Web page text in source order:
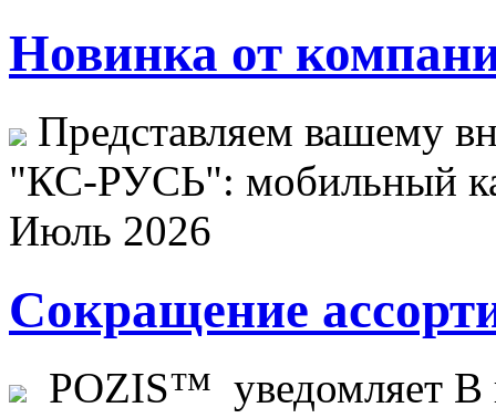
Новинка от
Представляем вашему
"КС-РУСЬ": мобильный
Июль 2026
Сокращение
POZIS™ уведомляет В